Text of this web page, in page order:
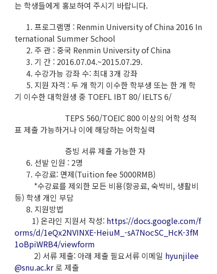
는 학생들에게 홍보하여 주시기 바랍니다.
1. 프로그램명 : Renmin University of China 2016 In
ternational Summer School
2. 주 관 : 중국 Renmin University of China
3. 기 간 : 2016.07.04.~2015.07.29.
4. 수강가능 강좌 수: 최대 3개 강좌
5. 지원 자격 : 두 개 학기 이수한 학부생 또는 한 개 학
기 이수한 대학원생 중 TOEFL IBT 80/ IELTS 6/
TEPS 560/TOEIC 800 이상의 어학 성적
표 제출 가능하거나 이에 해당하는 어학실력
증빙 서류 제출 가능한 자
6. 선발 인원 : 2명
7. 수강료: 면제(Tuition fee 5000RMB)
*수강료를 제외한 모든 비용(항공료, 숙박비, 생활비
등) 학생 개인 부담
8. 지원방법
1) 온라인 지원서 작성: https://docs.google.com/f
orms/d/1eQx2NVINXE-HeiuM_-sA7NocSC_HcK-3fM
1oBpiWRB4/viewform
2) 서류 제출: 아래 제출 필요서류 이메일 hyunjilee
@snu.ac.kr로 제출